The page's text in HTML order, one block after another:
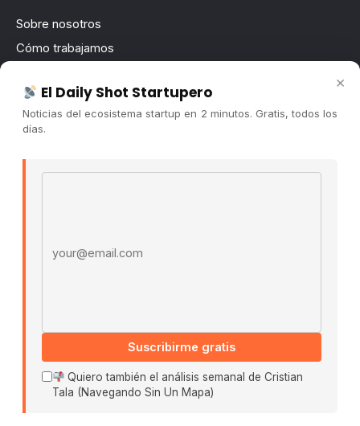
Sobre nosotros
Cómo trabajamos
Contacto
Publicidad
Es La Hora de Aprender ↗
Políticas De Privacidad · Términos De Uso
×
El Daily Shot Startupero
Noticias del ecosistema startup en 2 minutos. Gratis, todos los
días.
Suscribirme gratis
Quiero también el análisis semanal de Cristian
Tala (Navegando Sin Un Mapa)